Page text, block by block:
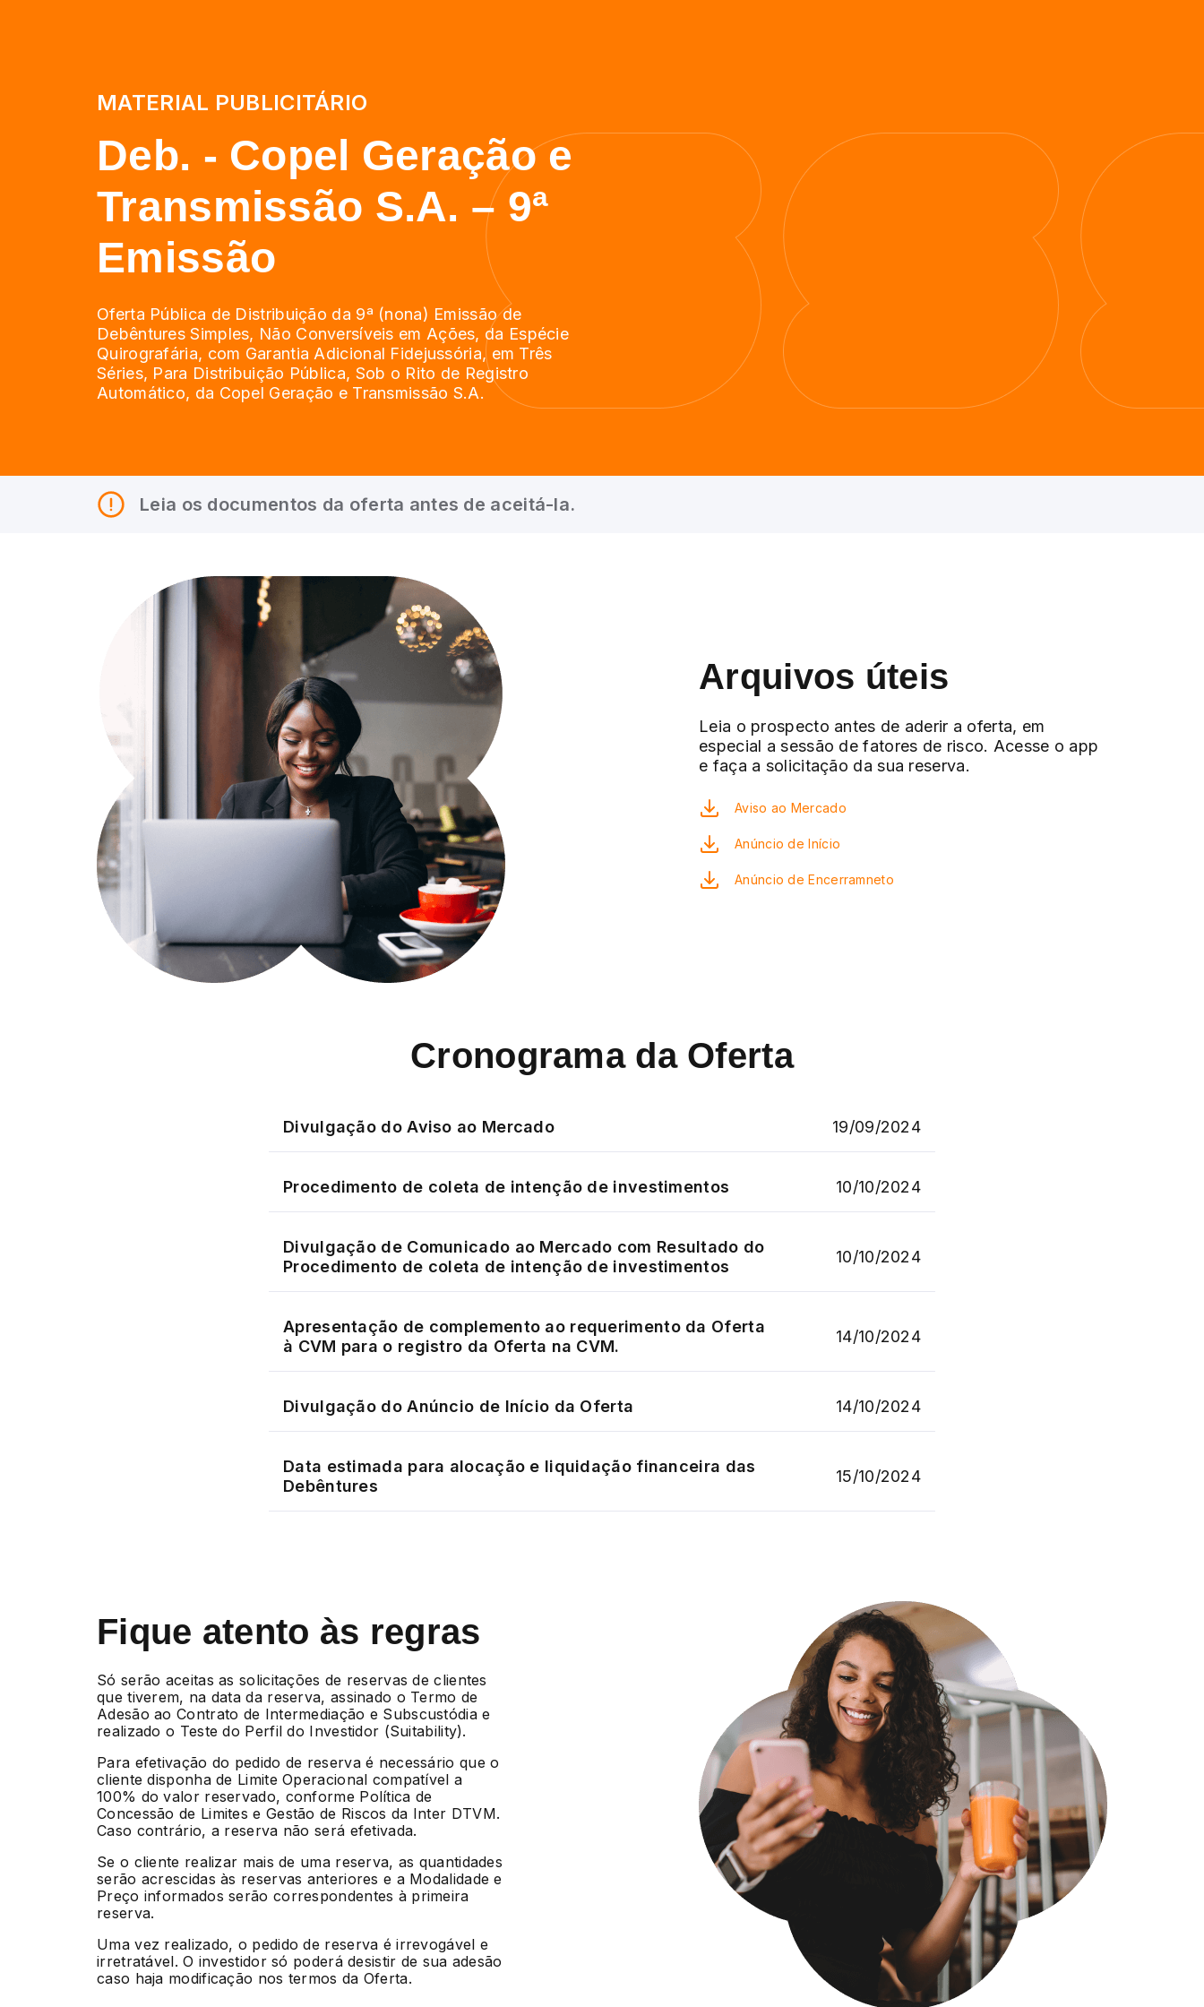
MATERIAL PUBLICITÁRIO
Deb. - Copel Geração e
Transmissão S.A. – 9ª
Emissão
Oferta Pública de Distribuição da 9ª (nona) Emissão de
Debêntures Simples, Não Conversíveis em Ações, da Espécie
Quirografária, com Garantia Adicional Fidejussória, em Três
Séries, Para Distribuição Pública, Sob o Rito de Registro
Automático, da Copel Geração e Transmissão S.A.
Leia os documentos da oferta antes de aceitá-la.
Arquivos úteis
Leia o prospecto antes de aderir a oferta, em
especial a sessão de fatores de risco. Acesse o app
e faça a solicitação da sua reserva.
Aviso ao Mercado
Anúncio de Início
Anúncio de Encerramneto
Cronograma da Oferta
Divulgação do Aviso ao Mercado 19/09/2024
Procedimento de coleta de intenção de investimentos 10/10/2024
Divulgação de Comunicado ao Mercado com Resultado do
Procedimento de coleta de intenção de investimentos
10/10/2024
Apresentação de complemento ao requerimento da Oferta
à CVM para o registro da Oferta na CVM.
14/10/2024
Divulgação do Anúncio de Início da Oferta 14/10/2024
Data estimada para alocação e liquidação financeira das
Debêntures
15/10/2024
Fique atento às regras
Só serão aceitas as solicitações de reservas de clientes
que tiverem, na data da reserva, assinado o Termo de
Adesão ao Contrato de Intermediação e Subscustódia e
realizado o Teste do Perfil do Investidor (Suitability).
Para efetivação do pedido de reserva é necessário que o
cliente disponha de Limite Operacional compatível a
100% do valor reservado, conforme Política de
Concessão de Limites e Gestão de Riscos da Inter DTVM.
Caso contrário, a reserva não será efetivada.
Se o cliente realizar mais de uma reserva, as quantidades
serão acrescidas às reservas anteriores e a Modalidade e
Preço informados serão correspondentes à primeira
reserva.
Uma vez realizado, o pedido de reserva é irrevogável e
irretratável. O investidor só poderá desistir de sua adesão
caso haja modificação nos termos da Oferta.